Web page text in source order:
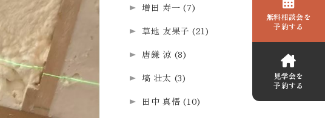
増田 寿一 (7)
草地 友果子 (21)
唐鎌 涼 (8)
塙 壮太 (3)
田中 真悟 (10)
無料相談会を
予約する
見学会を
予約する